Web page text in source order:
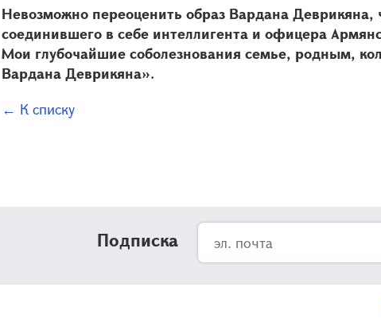
Невозможно переоценить образ Вардана Деврикяна,
соединившего в себе интеллигента и офицера
Мои глубочайшие соболезнования семье, родным,
Вардана Деврикяна».
← К списку
Подписка